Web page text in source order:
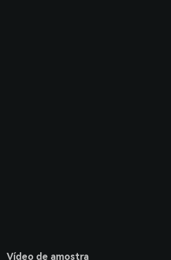
Vídeo de amostra